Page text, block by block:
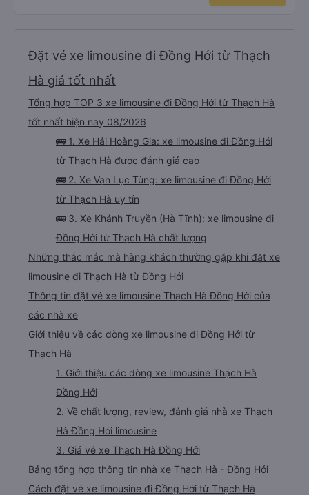
Đặt vé xe limousine đi Đồng Hới từ Thạch
Hà giá tốt nhất
Tổng hợp TOP 3 xe limousine đi Đồng Hới từ Thạch Hà
tốt nhất hiện nay 08/2026
🚌 1. Xe Hải Hoàng Gia: xe limousine đi Đồng Hới
từ Thạch Hà được đánh giá cao
🚌 2. Xe Vạn Lục Tùng: xe limousine đi Đồng Hới
từ Thạch Hà uy tín
🚌 3. Xe Khánh Truyền (Hà Tĩnh): xe limousine đi
Đồng Hới từ Thạch Hà chất lượng
Những thắc mắc mà hàng khách thường gặp khi đặt xe
limousine đi Thạch Hà từ Đồng Hới
Thông tin đặt vé xe limousine Thạch Hà Đồng Hới của
các nhà xe
Giới thiệu về các dòng xe limousine đi Đồng Hới từ
Thạch Hà
1. Giới thiệu các dòng xe limousine Thạch Hà
Đồng Hới
2. Về chất lượng, review, đánh giá nhà xe Thạch
Hà Đồng Hới limousine
3. Giá vé xe Thạch Hà Đồng Hới
Bảng tổng hợp thông tin nhà xe Thạch Hà - Đồng Hới
Cách đặt vé xe limousine đi Đồng Hới từ Thạch Hà